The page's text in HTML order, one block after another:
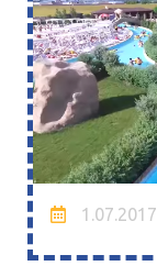
1.07.2017